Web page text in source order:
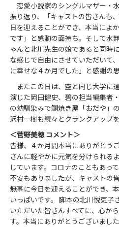
恋愛小説家のシングルマザー・
振り返り、「キャストの皆さんも
日を迎えることができ、本当によ
です」と感動の面持ち。そして水
ゃんと北川先生の娘であると同時
な感じで自由にさせていただいて
に幸せな４か月でした」と感謝の
またこの日は、空と同じ大学に
演じた岡田健史、碧の担当編集者
の幼馴染みで鯛焼き屋「おだや」
沢村一樹も続々とクランクアップを
＜菅野美穂 コメント＞
皆様、４か月間本当にありがとう
さんに軽やかに元気を分けられる
じています。コロナのこともあっ
不安もありましたが、キャストの
無事に今日を迎えることができ、
いっぱいです。 脚本の北川悦吏子
いただいた皆さんすべてに、心か
す。本当にありがとうございました